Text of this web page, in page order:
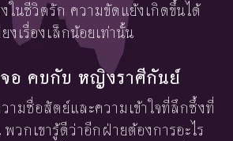
นชีวิตรัก ความขัดแย้งเกิดขึ้นได้
งเรื่องเล็กน้อยเท่านั้น
อ คบกับ หญิงราศีกันย์
มซื่อสัตย์และความเข้าใจที่ลึกซึ้งที่
วกเขารู้ดีว่าอีกฝ่ายต้องการอะไร